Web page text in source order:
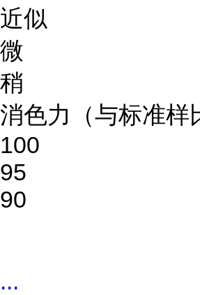
近似
微
稍
消色力（与标准样
100
95
90
...